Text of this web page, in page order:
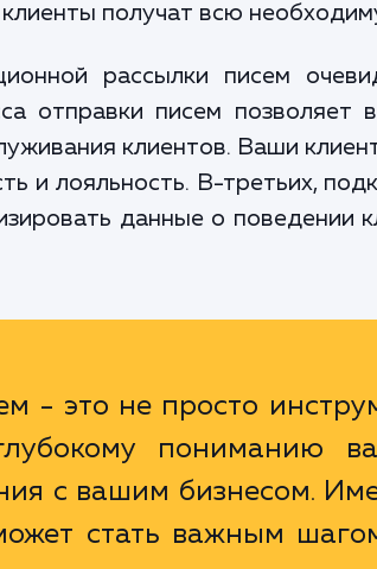
клиенты получат всю
рассылки писем
отправки писем позволяет
клиентов. Ваши
и лояльность. В-третьих,
данные о поведении
- это не просто
пониманию
с вашим бизнесом.
стать важным